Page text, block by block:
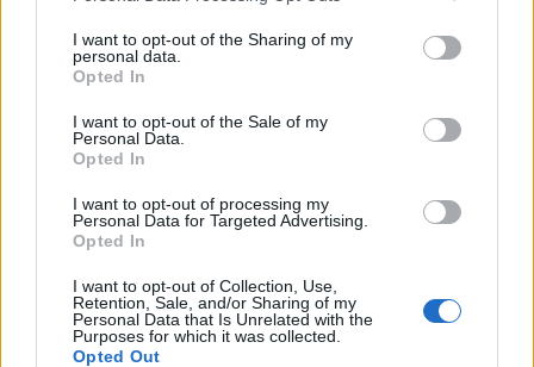
I want to opt-out of the Sharing of my
personal data.
Opted In
I want to opt-out of the Sale of my
Personal Data.
Opted In
I want to opt-out of processing my
Personal Data for Targeted Advertising.
Opted In
I want to opt-out of Collection, Use,
Retention, Sale, and/or Sharing of my
Personal Data that Is Unrelated with the
Purposes for which it was collected.
Opted Out
Υπουργείο Υγείας- από τις διαχρονικές ευθύνες τους,
αλλά και επιβάλλει να συστρατευτούν και να
συντονίσουν τάχιστα τις αναγκαίες συνέργειές τους.
Επίσης, δεν πρέπει να ξεχνάμε πως οι ελλείψεις και
ενδεχομένως, θα αυξάνονται ή θα οξύνονται στο
άμεσο μέλλον), στο βαθμό που οι πιεστικές ανάγκες
των ασθενών αφορούν την καθημερινότητα, ενώ η
δρομολόγηση και ολοκλήρωση ενός νέου κτιριακού
προγράμματος δεν θα είναι υπόθεση εβδομάδων ή